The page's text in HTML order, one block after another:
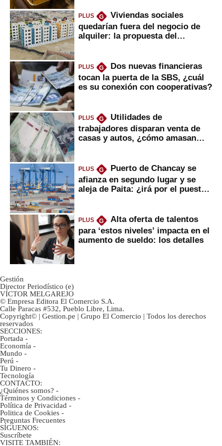
PLUS G
Viviendas sociales
quedarían fuera del negocio de
alquiler: la propuesta del
PLUS G
Dos nuevas financieras
tocan la puerta de la SBS, ¿cuál
es su conexión con cooperativas?
PLUS G
Utilidades de
trabajadores disparan venta de
casas y autos, ¿cómo amasan
PLUS G
Puerto de Chancay se
afianza en segundo lugar y se
aleja de Paita: ¿irá por el puesto
PLUS G
Alta oferta de talentos
para ‘estos niveles’ impacta en el
aumento de sueldo: los detalles
Gestión
Director Periodístico (e)
VÍCTOR MELGAREJO
© Empresa Editora El Comercio S.A.
Calle Paracas #532, Pueblo Libre, Lima.
Copyright© | Gestion.pe | Grupo El Comercio | Todos los derechos
reservados
SECCIONES:
Portada -
Economía -
Mundo -
Perú -
Tu Dinero -
Tecnología
CONTACTO:
¿Quiénes somos? -
Términos y Condiciones -
Política de Privacidad -
Politica de Cookies -
Preguntas Frecuentes
SÍGUENOS:
Suscríbete
VISITE TAMBIÉN: